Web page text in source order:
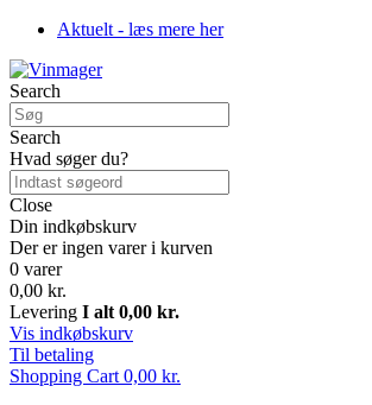
Aktuelt - læs mere her
Search
Search
Hvad søger du?
Close
Din indkøbskurv
Der er ingen varer i kurven
0 varer
0,00 kr.
Levering I alt 0,00 kr.
Vis indkøbskurv
Til betaling
Shopping Cart 0,00 kr.